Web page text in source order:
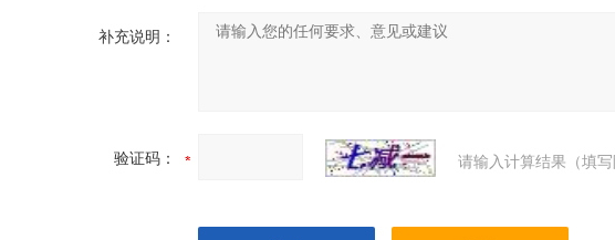
补充说明：
验证码： 请输入计算结果（填